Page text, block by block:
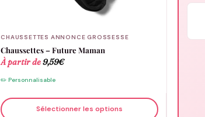
CHAUSSETTES ANNONCE GROSSESSE
Chaussettes – Future Maman
À partir de9,59€
✏️ Personnalisable
Sélectionner les options